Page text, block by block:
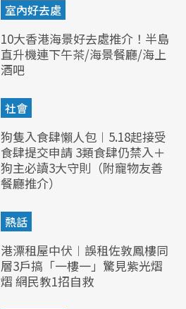
室內好去處
10大香港海景好去處推介！半島
直升機連下午茶/海景餐廳/海上
酒吧
社會
狗隻入食肆懶人包︱5.18起接受
食肆提交申請 3類食肆仍禁入＋
狗主必讀3大守則（附寵物友善
餐廳推介）
熱話
港漂租屋中伏︱誤租佐敦鳳樓同
層3戶搞「一樓一」驚見紫光熠
熠 網民教1招自救